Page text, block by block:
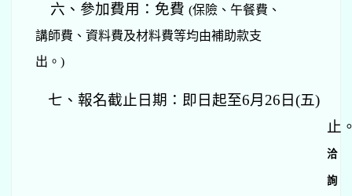
六、參加費用：免費 (保險、午餐費、
講師費、資料費及材料費等均由補助款支
出。)
七、報名截止日期：即日起至6月26日(五)
止
洽
詢